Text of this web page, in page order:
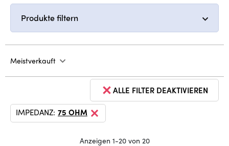
Produkte filtern
Meistverkauft
ALLE FILTER DEAKTIVIEREN
IMPEDANZ: 75 OHM
Anzeigen 1-20 von 20